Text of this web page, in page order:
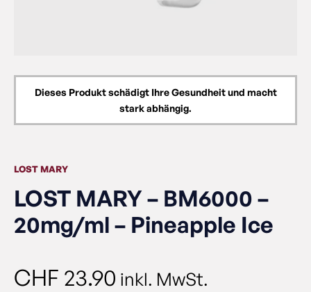
Dieses Produkt schädigt Ihre Gesundheit und macht
stark abhängig.
LOST MARY
LOST MARY – BM6000 –
20mg/ml – Pineapple Ice
CHF 23.90 inkl. MwSt.